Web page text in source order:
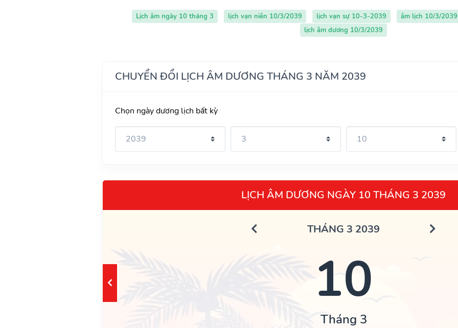
Lịch âm ngày 10 tháng 3 lịch vạn niên 10/3/2039 lịch vạn sự 10-3-2039 âm lịch 10/3/2039
lịch âm dương 10/3/2039
CHUYỂN ĐỔI LỊCH ÂM DƯƠNG THÁNG 3 NĂM 2039
Chọn ngày dương lịch bất kỳ
LỊCH ÂM DƯƠNG NGÀY 10 THÁNG 3 2039
THÁNG 3 2039
10
Tháng 3